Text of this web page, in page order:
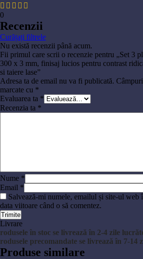
0
Recenzii
Curățați filtrele
Nu există recenzii până acum.
Fii primul care scrii o recenzie pentru „Set 3
300 x 3 mm, finisaj lucios pentru contrast
si taiere lase”
Adresa ta de email nu va fi publicată.
marcate cu *
Evaluarea ta *
Recenzia ta *
Nume *
Email *
Salvează-mi numele, emailul și site-ul web
data viitoare când o să comentez.
Livrare
în stoc se livrează în 2-4 zile
precomandate se livrează în 7-14
Produse similare